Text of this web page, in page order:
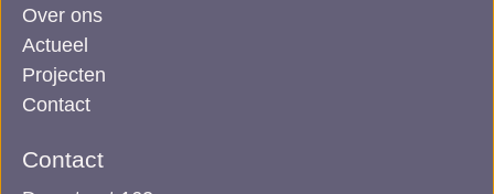
Over ons
Actueel
Projecten
Contact
Contact